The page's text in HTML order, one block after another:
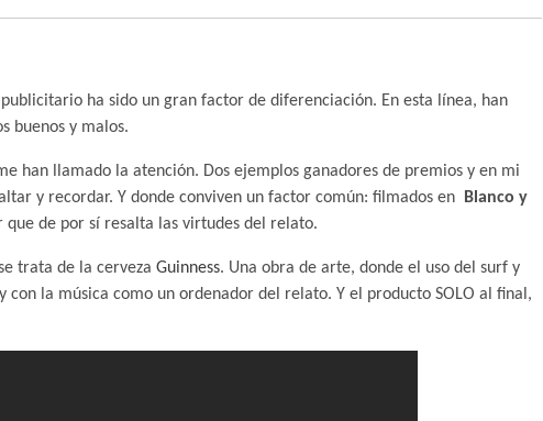
ha sido un gran factor de diferenciación. En esta línea, han
buenos y malos.
han llamado la atención. Dos ejemplos ganadores de premios y en mi
y recordar. Y donde conviven un factor común: filmados en
Blanco y
de por sí resalta las virtudes del relato.
trata de la cerveza Guinness. Una obra de arte, donde el uso del surf y
con la música como un ordenador del relato. Y el producto SOLO al final,